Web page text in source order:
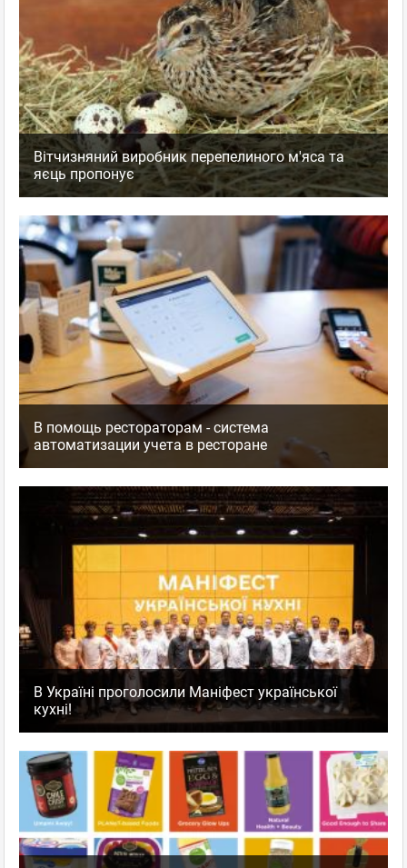
Вітчизняний виробник перепелиного м'яса та
яєць пропонує
В помощь рестораторам - система
автоматизации учета в ресторане
В Україні проголосили Маніфест української
кухні!